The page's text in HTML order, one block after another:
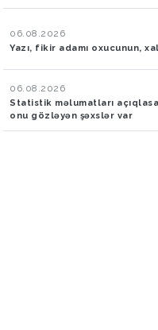
06.08.2026
Yazı, fikir adamı oxucunun,
06.08.2026
Statistik məlumatları
onu gözləyən şəxslər var